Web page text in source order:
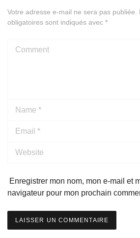
Votre adresse e-mail ne sera pas publiée.
obligatoires sont indiqués avec *
Comment
Enregistrer mon nom, mon e-mail et
navigateur pour mon prochain